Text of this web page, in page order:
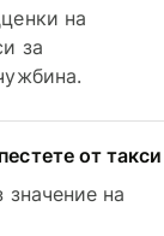
на
за
от такси
значение на